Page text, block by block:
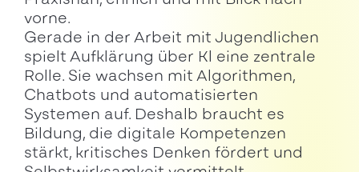
vorne.
Gerade in der Arbeit mit Jugendlichen
spielt Aufklärung über Kl eine zentrale
Rolle. Sie wachsen mit Algorithmen,
Chatbots und automatisierten
Systemen auf. Deshalb braucht es
Bildung, die digitale Kompetenzen
stärkt, kritisches Denken fördert und